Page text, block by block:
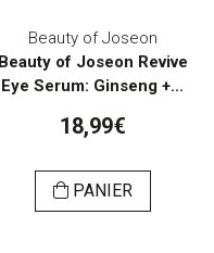
Beauty of Joseon
Beauty of Joseon Revive
Eye Serum: Ginseng +...
18,99€
PANIER